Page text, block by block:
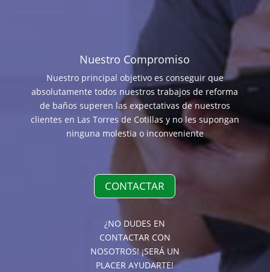
Nuestro Compromiso
Nuestro principal objetivo es conseguir que
absolutamente todos nuestros trabajos de reforma
de baños superen las expectativas de nuestros
clientes en Las Torres de Cotillas y no les supongan
ninguna molestia o inconveniente
CONTACTAR
¿NO DUDES EN
CONTACTAR CON
NOSOTROS! ¡SERÁ UN
PLACER AYUDARTE!